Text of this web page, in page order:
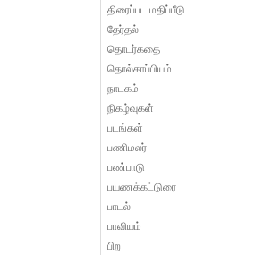
திரைப்பட மதிப்பீடு
தேர்தல்
தொடர்கதை
தொல்காப்பியம்
நாடகம்
நிகழ்வுகள்
படங்கள்
பணிமலர்
பண்பாடு
பயணக்கட்டுரை
பாடல்
பாவியம்
பிற